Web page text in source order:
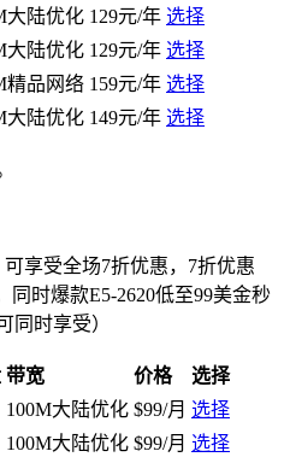
大陆优化 129元/年 选择
大陆优化 129元/年 选择
精品网络 159元/年 选择
大陆优化 149元/年 选择
享受全场7折优惠，7折优惠
同时爆款E5-2620低至99美金秒
同时享受）
带宽 价格
选择
100M大陆优化 $99/月 选择
100M大陆优化 $99/月 选择